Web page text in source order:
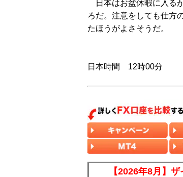
日本はお盆休暇に入る
ろだ。注意をしても仕方
たほうがよさそうだ。
日本時間 12時00分
【2026年8月】